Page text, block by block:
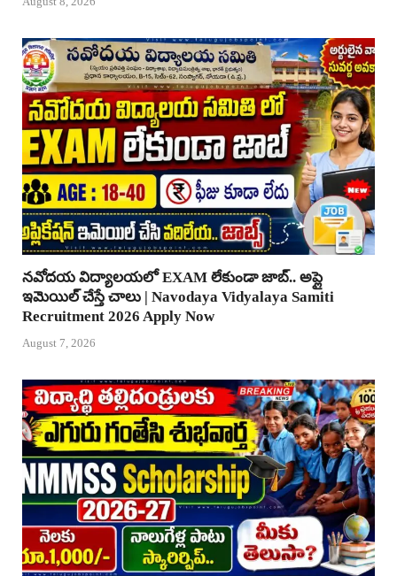
నవోదయ విద్యాలయలో EXAM లేకుండా జాబ్.. అప్లై
ఇమెయిల్ చేస్తే చాలు | Navodaya Vidyalaya Samiti
Recruitment 2026 Apply Now
August 7, 2026